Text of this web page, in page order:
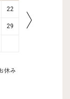
22
29
休み